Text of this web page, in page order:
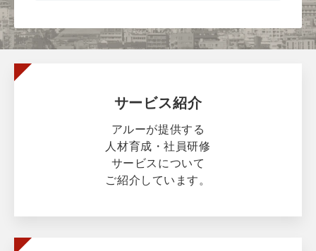
サービス紹介
アルーが提供する
人材育成・社員研修
サービスについて
ご紹介しています。